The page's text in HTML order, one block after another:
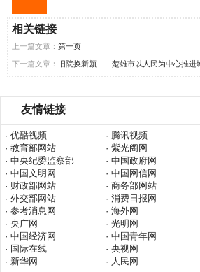
相关链接
上一篇文章： 第一页
下一篇文章： 旧院换新颜——楚雄市以人民为中心推进
友情链接
· 优酷视频 · 腾讯视频
· 教育部网站
· 紫光阁网
· 中央纪委监察部
· 中国政府网
· 中国文明网
· 中国网信网
· 财政部网站
· 商务部网站
· 外交部网站
· 消费日报网
· 参考消息网
· 海外网
· 央广网
· 光明网
· 中国经济网
· 中国青年网
· 国际在线
· 央视网
· 新华网
· 人民网